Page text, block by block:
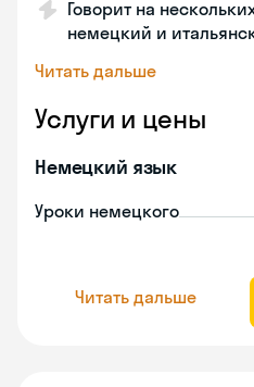
Говорит на
немецкий и
Читать дальше
Услуги и цены
Немецкий язык
Уроки немецкого
Читать дальше